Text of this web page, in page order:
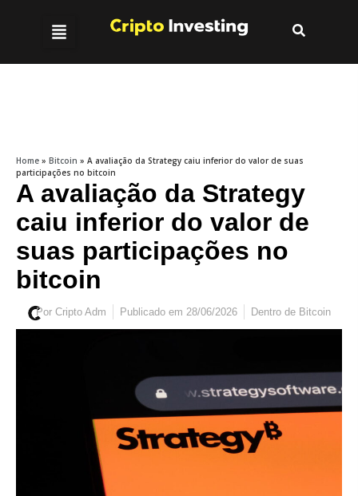
Home » Bitcoin » A avaliação da Strategy caiu inferior do valor de suas
participações no bitcoin
A avaliação da Strategy
caiu inferior do valor de
suas participações no
bitcoin
Por Cripto Adm Publicado em 28/06/2026 Dentro de Bitcoin